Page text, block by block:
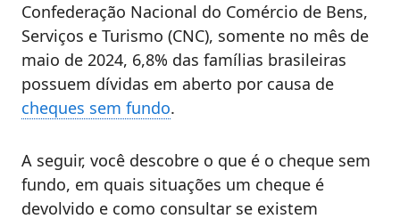
Confederação Nacional do Comércio de Bens,
Serviços e Turismo (CNC), somente no mês de
maio de 2024, 6,8% das famílias brasileiras
possuem dívidas em aberto por causa de
cheques sem fundo.
A seguir, você descobre o que é o cheque sem
fundo, em quais situações um cheque é
devolvido e como consultar se existem